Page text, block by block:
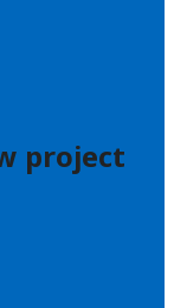
project